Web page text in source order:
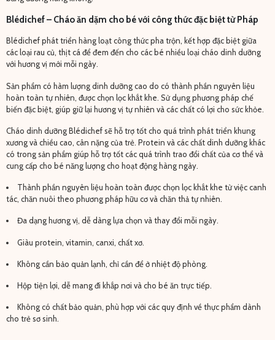
Blédichef – Cháo ăn dặm cho bé với công thức đặc biệt từ Pháp
Blédichef phát triển hàng loạt công thức pha trộn, kết hợp đặc biệt giữa
các loại rau củ, thịt cá để đem đến cho các bé nhiều loại cháo dinh dưỡng
với hương vị mới mỗi ngày.
Sản phẩm có hàm lượng dinh dưỡng cao do có thành phần nguyên liệu
hoàn toàn tự nhiên, được chọn lọc khắt khe. Sử dụng phương pháp chế
biến đặc biệt, giúp giữ lại hương vị tự nhiên và các chất có lợi cho sức khỏe.
Cháo dinh dưỡng Blédichef sẽ hỗ trợ tốt cho quá trình phát triển khung
xương và chiều cao, cân nặng của trẻ. Protein và các chất dinh dưỡng khác
có trong sản phẩm giúp hỗ trợ tốt các quá trình trao đổi chất của cơ thể và
cung cấp cho bé năng lượng cho hoạt động hàng ngày.
Thành phần nguyên liệu hoàn toàn được chọn lọc khắt khe từ việc canh
tác, chăn nuôi theo phương pháp hữu cơ và chăn thả tự nhiên.
Đa dạng hương vị, dễ dàng lựa chọn và thay đổi mỗi ngày.
Giàu protein, vitamin, canxi, chất xơ.
Không cần bảo quản lạnh, chỉ cần để ở nhiệt độ phòng.
Hộp tiện lợi, dễ mang đi khắp nơi và cho bé ăn trực tiếp.
Không có chất bảo quản, phù hợp với các quy định về thực phẩm dành
cho trẻ sơ sinh.